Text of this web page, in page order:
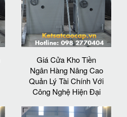
Giá Cửa Kho Tiền
Ngân Hàng Nâng Cao
Quản Lý Tài Chính Với
Công Nghệ Hiện Đại